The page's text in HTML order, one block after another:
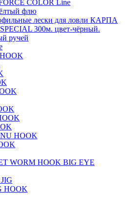
COLOR Line
флю
лески для ловли КАРПА
300м. цвет-чёрный.
ручей
HOOK
WORM HOOK BIG EYE
HOOK